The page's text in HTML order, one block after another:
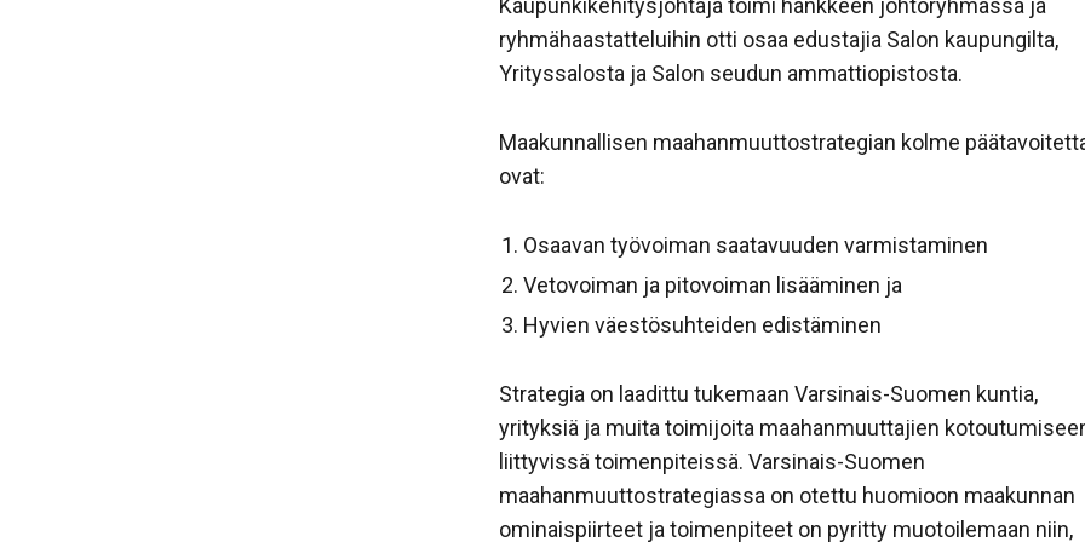
Kaupunkikehitysjohtaja toimi hankkeen johtoryhmässä ja
ryhmähaastatteluihin otti osaa edustajia Salon kaupungilta,
Yrityssalosta ja Salon seudun ammattiopistosta.
Maakunnallisen maahanmuuttostrategian kolme
ovat:
Osaavan työvoiman saatavuuden varmistaminen
Vetovoiman ja pitovoiman lisääminen ja
Hyvien väestösuhteiden edistäminen
Strategia on laadittu tukemaan Varsinais-Suomen kuntia,
yrityksiä ja muita toimijoita maahanmuuttajien
liittyvissä toimenpiteissä. Varsinais-Suomen
maahanmuuttostrategiassa on otettu huomioon maakunnan
ominaispiirteet ja toimenpiteet on pyritty muotoilemaan niin,